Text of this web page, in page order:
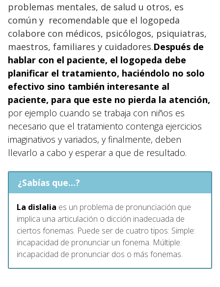
problemas mentales, de salud u otros, es
común y recomendable que el logopeda
colabore con médicos, psicólogos, psiquiatras,
maestros, familiares y cuidadores.Después de
hablar con el paciente, el logopeda debe
planificar el tratamiento, haciéndolo no solo
efectivo sino también interesante al
paciente, para que este no pierda la atención,
por ejemplo cuando se trabaja con niños es
necesario que el tratamiento contenga ejercicios
imaginativos y variados, y finalmente, deben
llevarlo a cabo y esperar a que de resultado.
¿Sabías que...?
La dislalia es un problema de pronunciación que
implica una articulación o dicción inadecuada de
ciertos fonemas. Puede ser de cuatro tipos: Simple:
incapacidad de pronunciar un fonema. Múltiple:
incapacidad de pronunciar dos o más fonemas.